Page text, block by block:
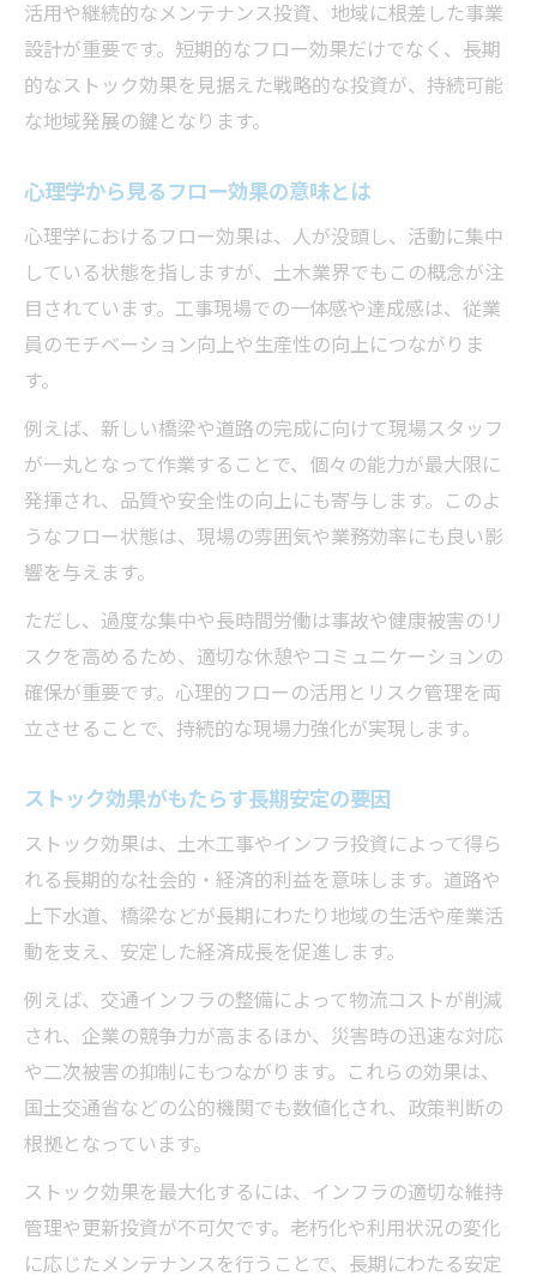
活用や継続的なメンテナンス投資、地域に根差した事業
設計が重要です。短期的なフロー効果だけでなく、長期
的なストック効果を見据えた戦略的な投資が、持続可能
な地域発展の鍵となります。
心理学から見るフロー効果の意味とは
心理学におけるフロー効果は、人が没頭し、活動に集中
している状態を指しますが、土木業界でもこの概念が注
目されています。工事現場での一体感や達成感は、従業
員のモチベーション向上や生産性の向上につながりま
す。
例えば、新しい橋梁や道路の完成に向けて現場スタッフ
が一丸となって作業することで、個々の能力が最大限に
発揮され、品質や安全性の向上にも寄与します。このよ
うなフロー状態は、現場の雰囲気や業務効率にも良い影
響を与えます。
ただし、過度な集中や長時間労働は事故や健康被害のリ
スクを高めるため、適切な休憩やコミュニケーションの
確保が重要です。心理的フローの活用とリスク管理を両
立させることで、持続的な現場力強化が実現します。
ストック効果がもたらす長期安定の要因
ストック効果は、土木工事やインフラ投資によって得ら
れる長期的な社会的・経済的利益を意味します。道路や
上下水道、橋梁などが長期にわたり地域の生活や産業活
動を支え、安定した経済成長を促進します。
例えば、交通インフラの整備によって物流コストが削減
され、企業の競争力が高まるほか、災害時の迅速な対応
や二次被害の抑制にもつながります。これらの効果は、
国土交通省などの公的機関でも数値化され、政策判断の
根拠となっています。
ストック効果を最大化するには、インフラの適切な維持
管理や更新投資が不可欠です。老朽化や利用状況の変化
に応じたメンテナンスを行うことで、長期にわたる安定